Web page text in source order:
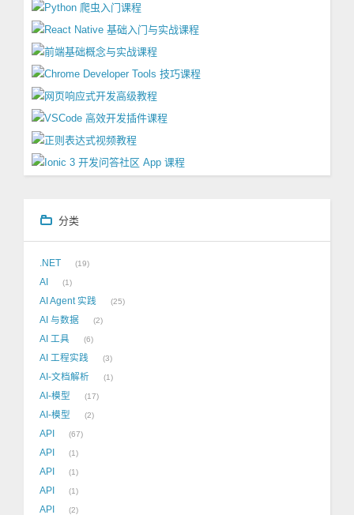
分类
.NET 19
AI 1
AI Agent 实践 25
AI 与数据 2
AI 工具 6
AI 工程实践 3
AI-文档解析 1
AI-模型 17
AI-模型 2
API 67
API 1
API 1
API 1
API 2